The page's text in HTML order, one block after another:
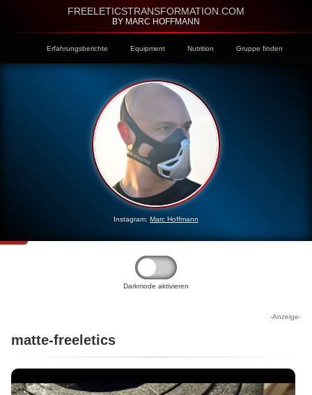
FREELETICSTRANSFORMATION.COM
BY MARC HOFFMANN
Erfahrungsberichte Equipment Nutrition Gruppe finden
Instagram: Marc Hoffmann
Darkmode aktivieren
-Anzeige-
matte-freeletics